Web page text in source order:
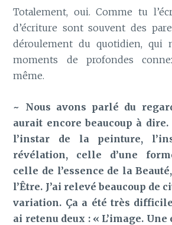
Totalement, oui. Comme tu
d’écriture sont souvent des
déroulement du quotidien, qui
moments de profondes
même.
~ Nous avons parlé du
aurait encore beaucoup à
l’instar de la peinture,
révélation, celle d’une
celle de l’essence de la
l’Être. J’ai relevé beaucoup de
variation. Ça a été très
ai retenu deux : « L’image.